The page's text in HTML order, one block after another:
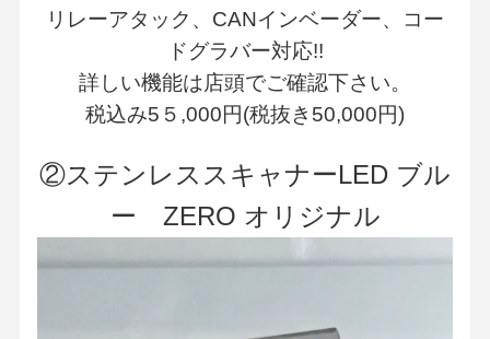
リレーアタック、CANインベーダー、コー
ドグラバー対応!!
詳しい機能は店頭でご確認下さい。
税込み5５,000円(税抜き50,000円)
②ステンレススキャナーLED ブル
ー ZERO オリジナル